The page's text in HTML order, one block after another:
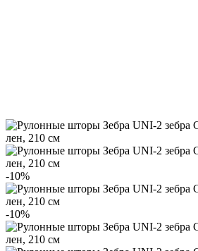
-10%
-10%